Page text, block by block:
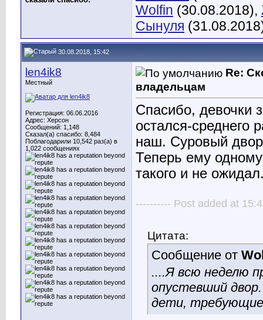
Wolfin (30.08.2018),
Сынуля
30.08.2018, 15:42
len4ik8
Местный
Регистрация: 06.06.2016
Адрес: Херсон
Сообщений: 1,148
Сказал(а) спасибо: 8,484
Поблагодарили 10,542 раз(а) в
1,022 сообщениях
Re:
владельцам
Спасибо, девочки
остался-среднего
наш. Суровый
Теперь ему
такого и не
---------- Post added at
Цитата:
Сообщение от
....Я всю неделю
опустевший
дети, требующие